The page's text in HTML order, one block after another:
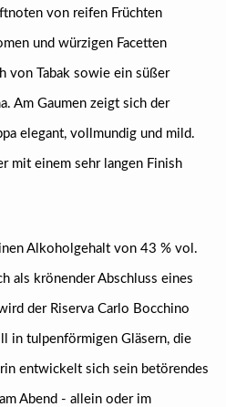
von reifen Früchten
und würzigen Facetten
von Tabak sowie ein süßer
Am Gaumen zeigt sich der
elegant, vollmundig und mild.
mit einem sehr langen Finish
Alkoholgehalt von 43 % vol.
als krönender Abschluss eines
der Riserva Carlo Bocchino
in tulpenförmigen Gläsern, die
entwickelt sich sein betörendes
Abend - allein oder im